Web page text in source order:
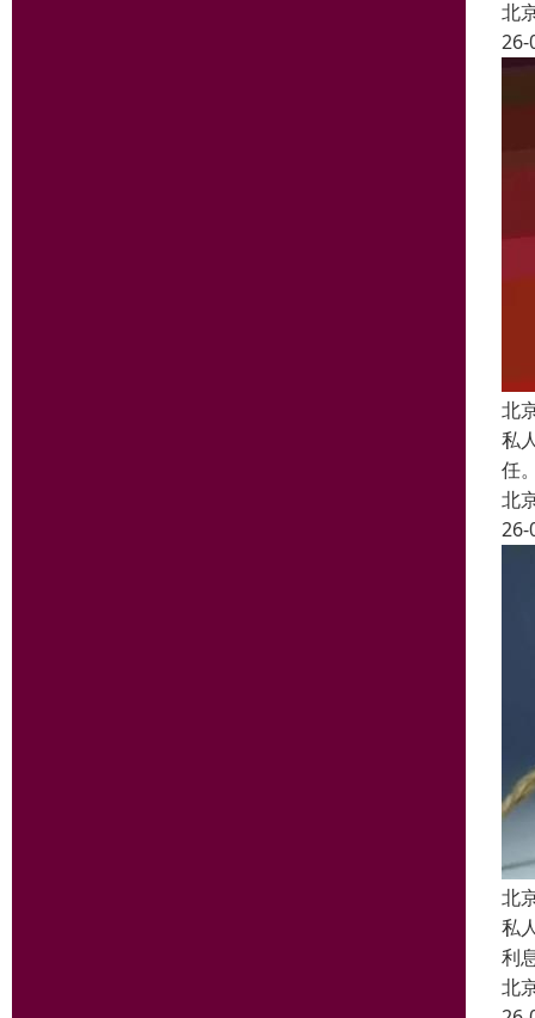
北
26-
北
私
任
北
26-
北
私
利
北